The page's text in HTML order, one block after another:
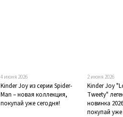
4 июня 2026
Kinder Joy из серии Spider-
Man – новая коллекция,
покупай уже сегодня!
2 июня 2026
Kinder Joy
Tweety"
новинка
покупай